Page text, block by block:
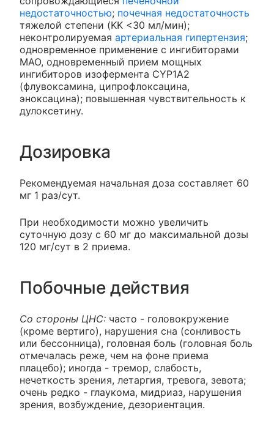
недостаточностью; почечная недостаточность
тяжелой степени (KK <30 мл/мин);
неконтролируемая артериальная гипертензия;
одновременное применение с ингибиторами
МАО, одновременный прием мощных
ингибиторов изофермента CYP1A2
(флувоксамина, ципрофлоксацина,
эноксацина); повышенная чувствительность к
дулоксетину.
Дозировка
Рекомендуемая начальная доза составляет 60
мг 1 раз/сут.
При необходимости можно увеличить
суточную дозу с 60 мг до максимальной дозы
120 мг/сут в 2 приема.
Побочные действия
Со стороны ЦНС: часто - головокружение
(кроме вертиго), нарушения сна (сонливость
или бессонница), головная боль (головная боль
отмечалась реже, чем на фоне приема
плацебо); иногда - тремор, слабость,
нечеткость зрения, летаргия, тревога, зевота;
очень редко - глаукома, мидриаз, нарушения
зрения, возбуждение, дезориентация.